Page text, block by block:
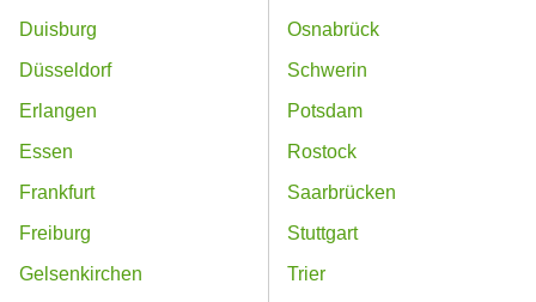
Duisburg
Düsseldorf
Erlangen
Essen
Frankfurt
Freiburg
Gelsenkirchen
Osnabrück
Schwerin
Potsdam
Rostock
Saarbrücken
Stuttgart
Trier